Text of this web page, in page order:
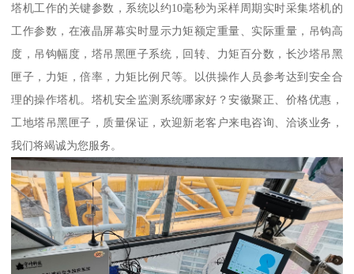
塔机工作的关键参数，系统以约10毫秒为采样周期实时采集塔机的
工作参数，在液晶屏幕实时显示力矩额定重量、实际重量，吊钩高
度，吊钩幅度，塔吊黑匣子系统，回转、力矩百分数，长沙塔吊黑
匣子，力矩，倍率，力矩比例尺等。以供操作人员参考达到安全合
理的操作塔机。塔机安全监测系统哪家好？安徽聚正、价格优惠，
工地塔吊黑匣子，质量保证，欢迎新老客户来电咨询、洽谈业务，
我们将竭诚为您服务。